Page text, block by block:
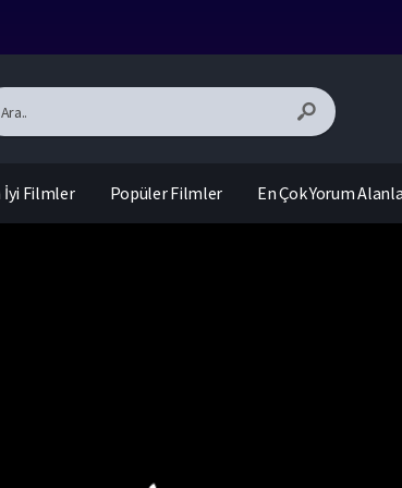
İyi Filmler Popüler Filmler En Çok Yorum